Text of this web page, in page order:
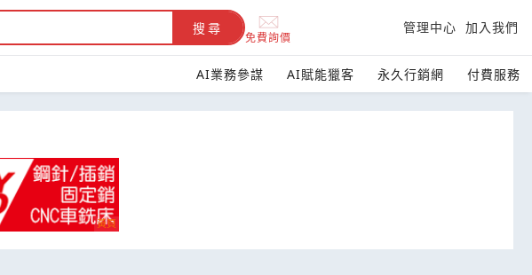
搜尋
免費詢價
管理中心 加入我們
AI業務參謀 AI賦能獵客 永久行銷網 付費服務